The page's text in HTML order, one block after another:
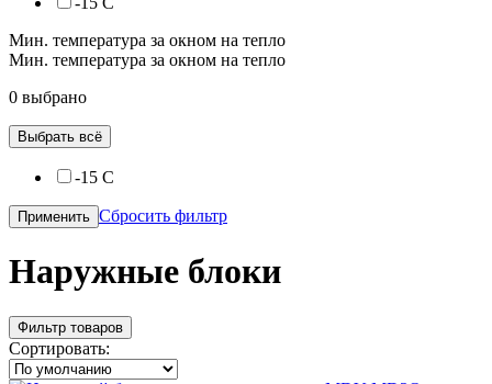
Мин. температура за окном на тепло
Мин. температура за окном на тепло
0 выбрано
Выбрать всё
-15 С
Применить Сбросить фильтр
Наружные блоки
Фильтр товаров
Сортировать: